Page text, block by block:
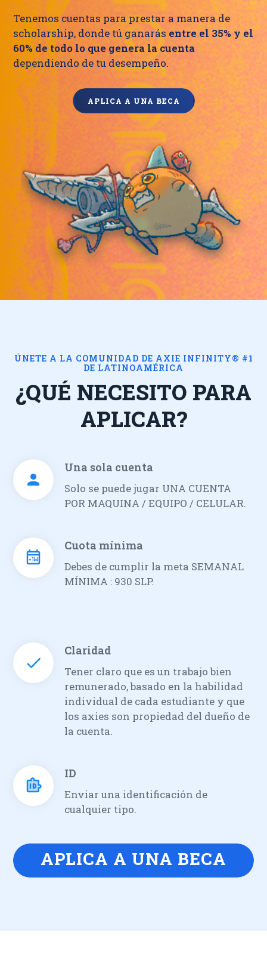
Tenemos cuentas para prestar a manera de
scholarship, donde tú ganarás entre el 35% y el
60% de todo lo que genera la cuenta
dependiendo de tu desempeño.
APLICA A UNA BECA
ÚNETE A LA COMUNIDAD DE AXIE INFINITY® #1
DE LATINOAMÉRICA
¿QUÉ NECESITO PARA
APLICAR?
Una sola cuenta
Solo se puede jugar UNA CUENTA
POR MAQUINA / EQUIPO / CELULAR.
Cuota mínima
Debes de cumplir la meta SEMANAL
MÍNIMA : 930 SLP.
Claridad
Tener claro que es un trabajo bien
remunerado, basado en la habilidad
individual de cada estudiante y que
los axies son propiedad del dueño de
la cuenta.
ID
Enviar una identificación de
cualquier tipo.
APLICA A UNA BECA